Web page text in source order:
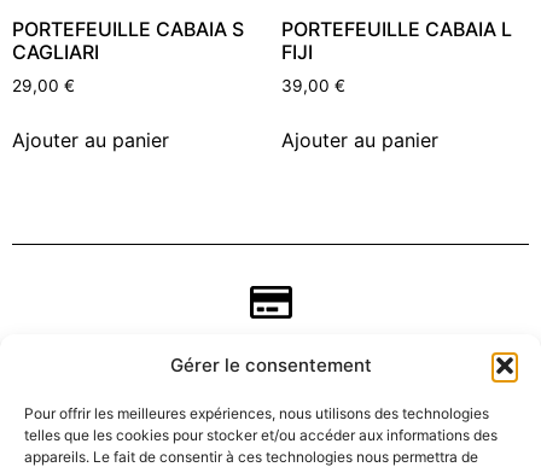
Gérer le consentement
Pour offrir les meilleures expériences, nous utilisons des technologies
telles que les cookies pour stocker et/ou accéder aux informations des
appareils. Le fait de consentir à ces technologies nous permettra de
PORTEFEUILLE CABAIA S
CAGLIARI
29,00 €
Ajouter au panier
PORTEFEUILLE CABAIA L
FIJI
39,00 €
Ajouter au panier